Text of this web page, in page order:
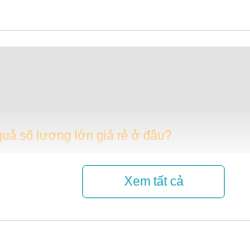
số lượng lớn giá rẻ ở đâu?
Xem tất cả